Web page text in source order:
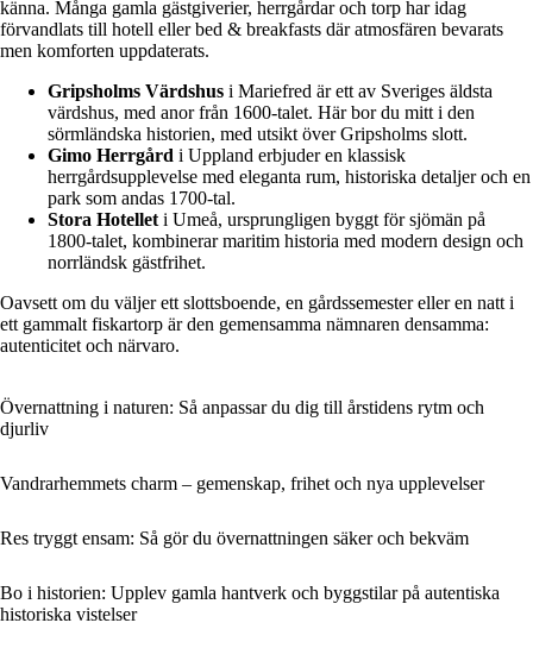
känna. Många gamla gästgiverier, herrgårdar och torp har idag
förvandlats till hotell eller bed & breakfasts där atmosfären bevarats
men komforten uppdaterats.
Gripsholms Värdshus i Mariefred är ett av Sveriges äldsta
värdshus, med anor från 1600-talet. Här bor du mitt i den
sörmländska historien, med utsikt över Gripsholms slott.
Gimo Herrgård i Uppland erbjuder en klassisk
herrgårdsupplevelse med eleganta rum, historiska detaljer och en
park som andas 1700-tal.
Stora Hotelleti Umeå, ursprungligen byggt för sjömän på
1800-talet, kombinerar maritim historia med modern design och
norrländsk gästfrihet.
Oavsett om du väljer ett slottsboende, en gårdssemester eller en natt i
ett gammalt fiskartorp är den gemensamma nämnaren densamma:
autenticitet och närvaro.
Övernattning i naturen: Så anpassar du dig till årstidens rytm och
djurliv
Vandrarhemmets charm – gemenskap, frihet och nya upplevelser
Res tryggt ensam: Så gör du övernattningen säker och bekväm
Bo i historien: Upplev gamla hantverk och byggstilar på autentiska
historiska vistelser